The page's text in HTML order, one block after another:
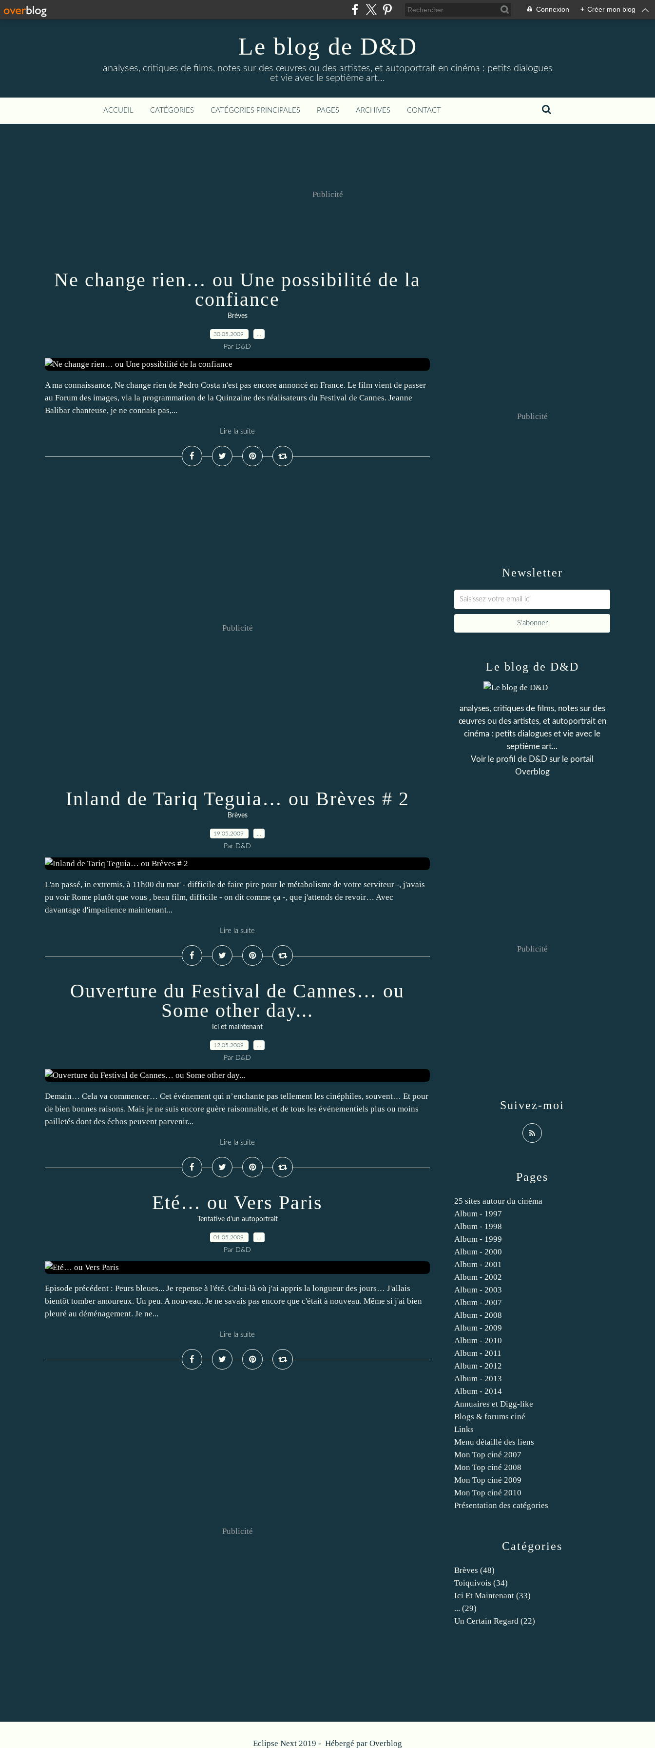
Connexion + Créer mon blog
Le blog de D&D
analyses, critiques de films, notes sur des œuvres ou des artistes, et autoportrait en cinéma : petits dialogues
et vie avec le septième art...
ACCUEIL CATÉGORIES CATÉGORIES PRINCIPALES PAGES ARCHIVES CONTACT
Publicité
Ne change rien… ou Une possibilité de la
confiance
Brèves
30.05.2009
Par D&D
A ma connaissance, Ne change rien de Pedro Costa n'est pas encore annoncé en France. Le film vient de passer
au Forum des images, via la programmation de la Quinzaine des réalisateurs du Festival de Cannes. Jeanne
Balibar chanteuse, je ne connais pas,...
Lire la suite
Publicité
Inland de Tariq Teguia… ou Brèves # 2
Brèves
19.05.2009
Par D&D
L'an passé, in extremis, à 11h00 du mat' - difficile de faire pire pour le métabolisme de votre serviteur -, j'avais
pu voir Rome plutôt que vous , beau film, difficile - on dit comme ça -, que j'attends de revoir… Avec
davantage d'impatience maintenant...
Lire la suite
Ouverture du Festival de Cannes… ou
Some other day...
Ici et maintenant
12.05.2009
Par D&D
Demain… Cela va commencer… Cet événement qui n’enchante pas tellement les cinéphiles, souvent… Et pour
de bien bonnes raisons. Mais je ne suis encore guère raisonnable, et de tous les événementiels plus ou moins
pailletés dont des échos peuvent parvenir...
Lire la suite
Eté… ou Vers Paris
Tentative d'un autoportrait
01.05.2009
Par D&D
Episode précédent : Peurs bleues... Je repense à l'été. Celui-là où j'ai appris la longueur des jours… J'allais
bientôt tomber amoureux. Un peu. A nouveau. Je ne savais pas encore que c'était à nouveau. Même si j'ai bien
pleuré au déménagement. Je ne...
Lire la suite
Publicité
Newsletter
Publicité
Catégories
Brèves (48)
Toiquivois (34)
Ici Et Maintenant (33)
... (29)
Un Certain Regard (22)
Pages
25 sites autour du cinéma
Album - 1997
Album - 1998
Album - 1999
Album - 2000
Album - 2001
Album - 2002
Album - 2003
Album - 2007
Album - 2008
Album - 2009
Album - 2010
Album - 2011
Album - 2012
Album - 2013
Album - 2014
Annuaires et Digg-like
Blogs & forums ciné
Links
Menu détaillé des liens
Mon Top ciné 2007
Mon Top ciné 2008
Mon Top ciné 2009
Mon Top ciné 2010
Présentation des catégories
Le blog de D&D
analyses, critiques de films, notes sur des
œuvres ou des artistes, et autoportrait en
cinéma : petits dialogues et vie avec le
septième art...
Voir le profil de D&D sur le portail
Overblog
Suivez-moi
Publicité
Eclipse Next 2019 - Hébergé par Overblog